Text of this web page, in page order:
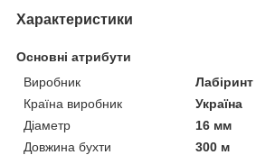
Характеристики
Основні атрибути
Виробник
Лабіринт
Країна виробник
Україна
Діаметр
16 мм
Довжина бухти
300 м